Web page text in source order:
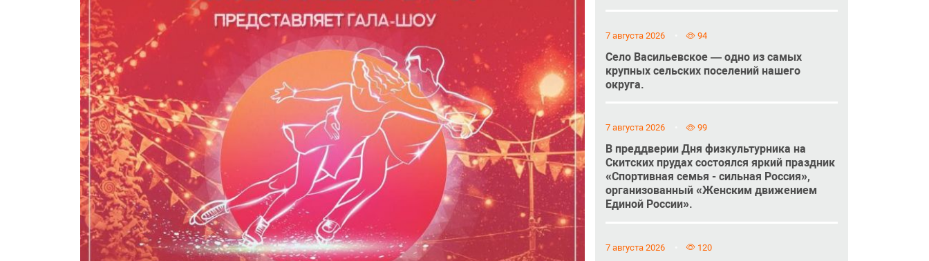
7 августа 2026 94
Село Васильевское — одно из самых
крупных сельских поселений нашего
округа.
7 августа 2026 99
В преддверии Дня физкультурника на
Скитских прудах состоялся яркий праздник
«Спортивная семья - сильная Россия»,
организованный «Женским движением
Единой России».
7 августа 2026 120